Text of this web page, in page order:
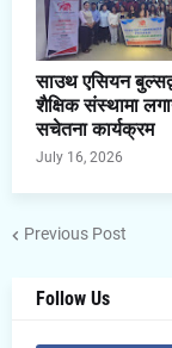
साउथ एसियन
शैक्षिक संस्थामा
सचेतना कार्यक्रम
July 16, 2026
Previous Post
Follow Us